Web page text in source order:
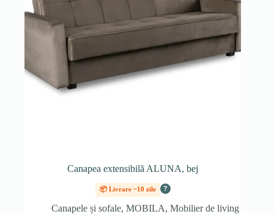
Canapea extensibilă ALUNA, bej
📦 Livrare ~10 zile ?
Canapele și sofale, MOBILA, Mobilier de living